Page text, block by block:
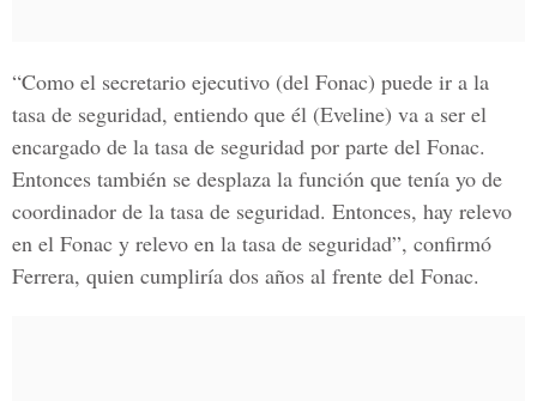
“Como el secretario ejecutivo (del Fonac) puede ir a la
tasa de seguridad, entiendo que él (Eveline) va a ser el
encargado de la tasa de seguridad por parte del Fonac.
Entonces también se desplaza la función que tenía yo de
coordinador de la tasa de seguridad. Entonces, hay relevo
en el Fonac y relevo en la tasa de seguridad”, confirmó
Ferrera, quien cumpliría dos años al frente del Fonac.